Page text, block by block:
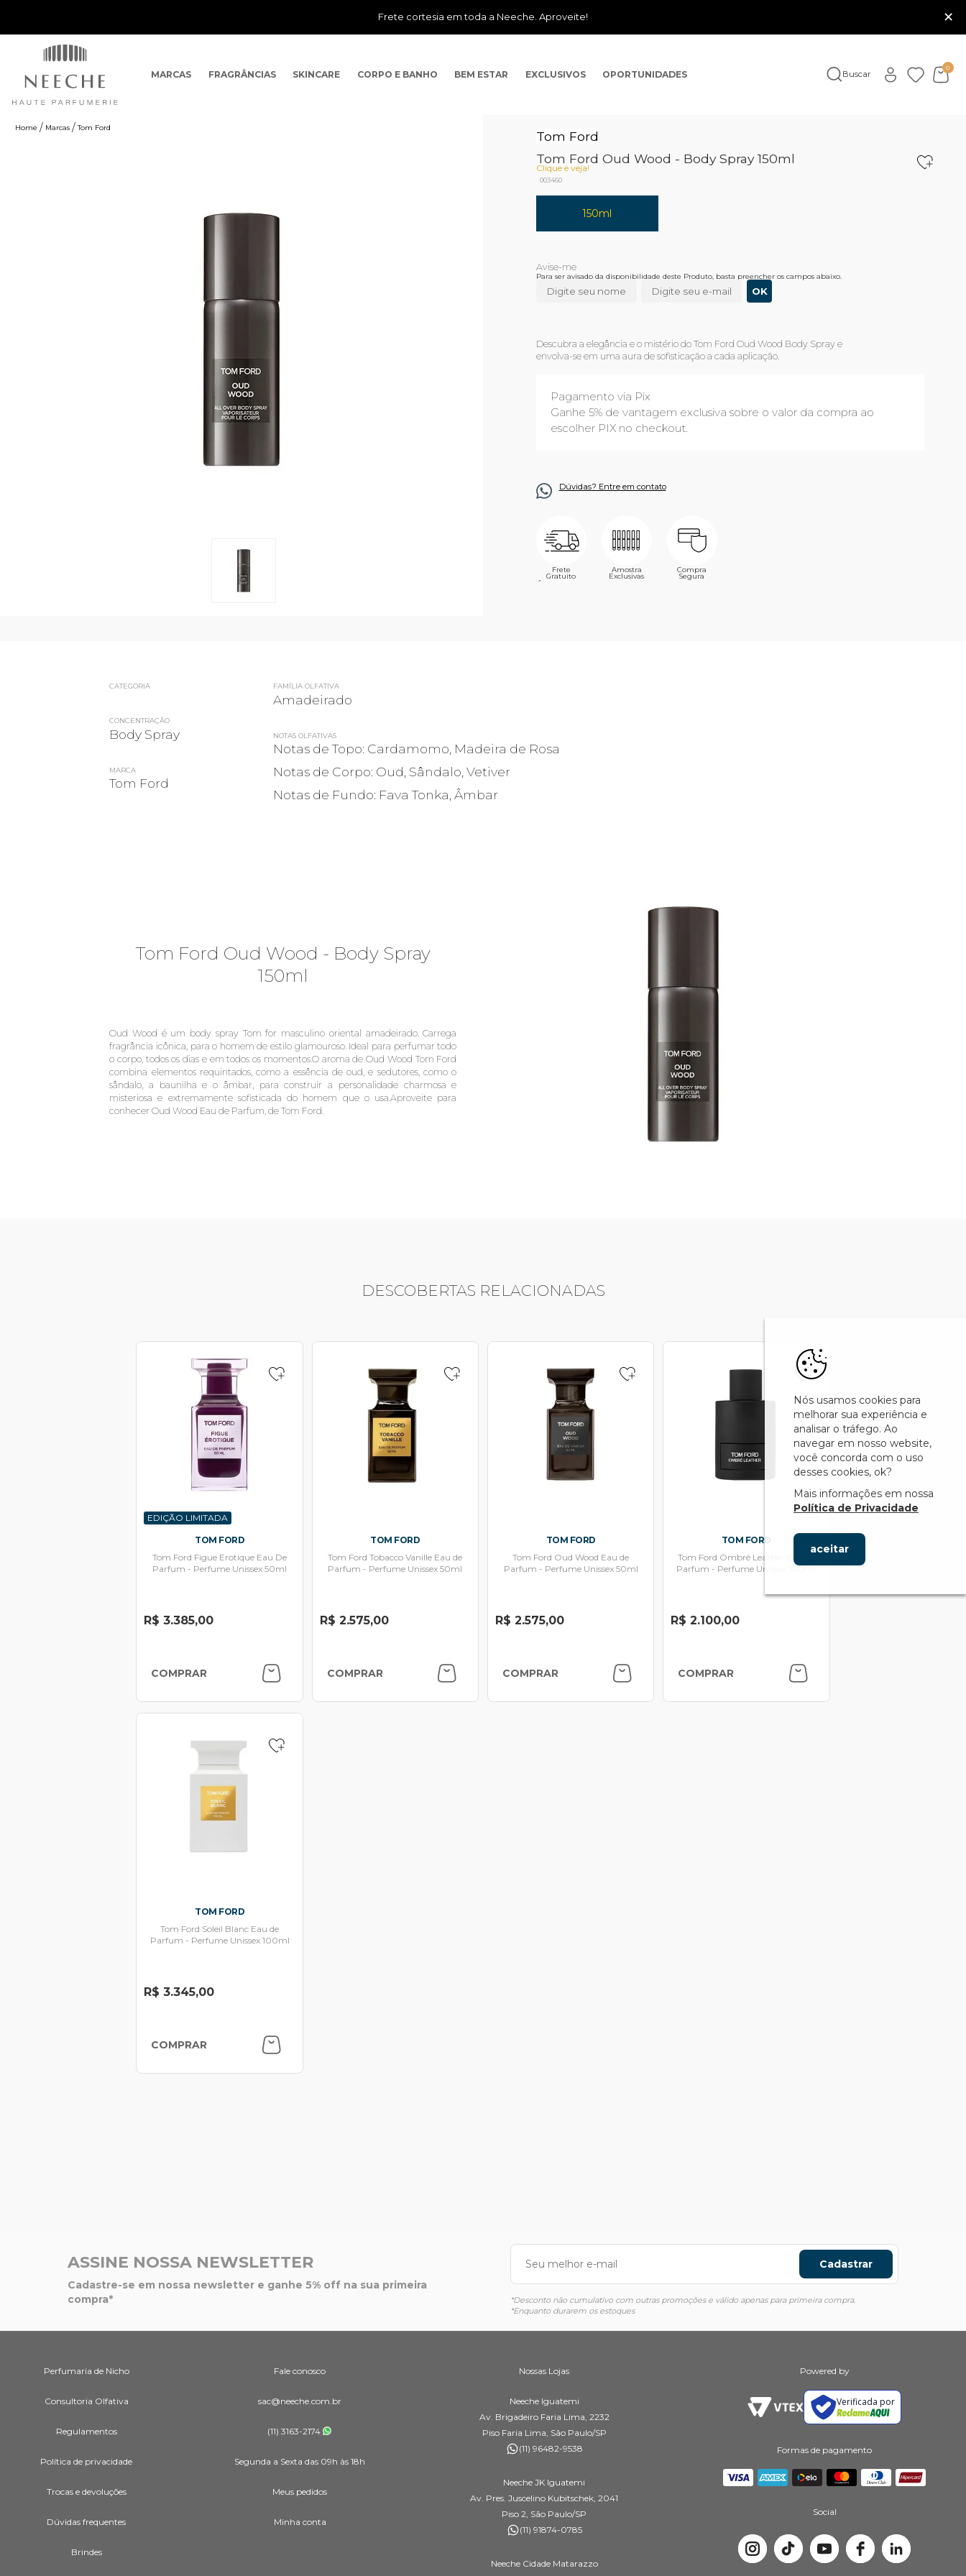
Frete cortesia em toda a Neeche. Aproveite! ×
MARCAS FRAGRÂNCIAS SKINCARE CORPO E BANHO BEM ESTAR EXCLUSIVOS OPORTUNIDADES Buscar
0
Marcas Tom Ford
Tom Ford
Tom Ford Oud Wood - Body Spray 150ml
Clique e veja!
003460
150ml
Para ser avisado da disponibilidade deste Produto, basta preencher os campos abaixo.
Descubra a elegância e o mistério do Tom Ford Oud Wood Body Spray e
envolva-se em uma aura de sofisticação a cada aplicação.
Pagamento via Pix
Ganhe 5% de vantagem exclusiva sobre o valor da compra ao
escolher PIX no checkout.
Dúvidas? Entre em contato
Frete
Gratuito
Amostra
Exclusivas
Compra
Segura
´
CATEGORIA
CONCENTRAÇÃO
Body Spray
MARCA
Tom Ford
FAMÍLIA OLFATIVA
Amadeirado
NOTAS OLFATIVAS
Notas de Topo: Cardamomo, Madeira de Rosa
Notas de Corpo: Oud, Sândalo, Vetiver
Notas de Fundo: Fava Tonka, Âmbar
Tom Ford Oud Wood - Body Spray
150ml
Oud Wood é um body spray Tom for masculino oriental amadeirado. Carrega
fragrância icônica, para o homem de estilo glamouroso. Ideal para perfumar todo
o corpo, todos os dias e em todos os momentos.O aroma de Oud Wood Tom Ford
combina elementos requintados, como a essência de oud, e sedutores, como o
sândalo, a baunilha e o âmbar, para construir a personalidade charmosa e
misteriosa e extremamente sofisticada do homem que o usa.Aproveite para
conhecer Oud Wood Eau de Parfum, de Tom Ford.
DESCOBERTAS RELACIONADAS
EDIÇÃO LIMITADA
TOM FORD
Tom Ford Figue Erotique Eau De
Parfum - Perfume Unissex 50ml
R$ 3.385,00
COMPRAR
TOM FORD
Tom Ford Tobacco Vanille Eau de
Parfum - Perfume Unissex 50ml
R$ 2.575,00
COMPRAR
TOM FORD
Tom Ford Oud Wood Eau de
Parfum - Perfume Unissex 50ml
R$ 2.575,00
COMPRAR
TOM FORD
Tom Ford Ombré Leather Eau de
Parfum - Perfume Unissex 100ml
R$ 2.100,00
COMPRAR
TOM FORD
Tom Ford Soleil Blanc Eau de
Parfum - Perfume Unissex 100ml
R$ 3.345,00
COMPRAR
ASSINE NOSSA NEWSLETTER
Cadastre-se em nossa newsletter e ganhe 5% off na sua primeira
compra*
Cadastrar
*Desconto não cumulativo com outras promoções e válido apenas para primeira compra.
*Enquanto durarem os estoques
Perfumaria de Nicho
Consultoria Olfativa
Regulamentos
Política de privacidade
Trocas e devoluções
Dúvidas frequentes
Brindes
Fale conosco
sac@neeche.com.br
(11) 3163-2174
Segunda a Sexta das 09h às 18h
Meus pedidos
Minha conta
Nossas Lojas
Neeche Iguatemi
Av. Brigadeiro Faria Lima, 2232
Piso Faria Lima, São Paulo/SP
(11) 96482-9538
Neeche JK Iguatemi
Av. Pres. Juscelino Kubitschek, 2041
Piso 2, São Paulo/SP
(11) 91874-0785
Neeche Cidade Matarazzo
Powered by
Verificada por
Formas de pagamento
Social
Nós usamos cookies para
melhorar sua experiência e
analisar o tráfego. Ao
navegar em nosso website,
você concorda com o uso
desses cookies, ok?
Mais informações em nossa
Política de Privacidade
aceitar